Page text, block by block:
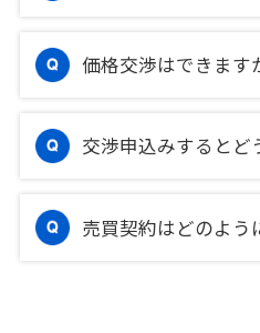
価格交渉はできます
交渉申込みするとど
売買契約はどのよう